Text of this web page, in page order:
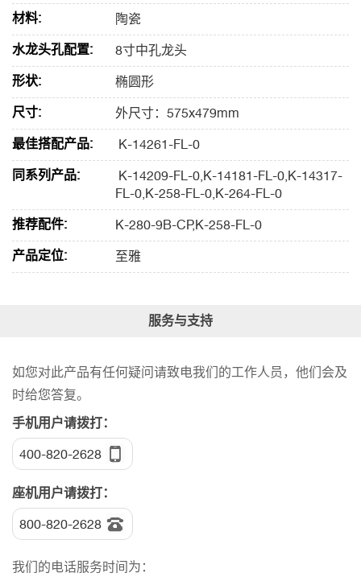
材料:
陶瓷
水龙头孔配置:
8寸中孔龙头
形状:
椭圆形
尺寸:
外尺寸：575x479mm
最佳搭配产品:
K-14261-FL-0
同系列产品:
K-14209-FL-0,K-14181-FL-0,K-14317-
FL-0,K-258-FL-0,K-264-FL-0
推荐配件:
K-280-9B-CP,K-258-FL-0
产品定位:
至雅
服务与支持
如您对此产品有任何疑问请致电我们的工作人员，他们会及
时给您答复。
手机用户请拨打：
400-820-2628
座机用户请拨打：
800-820-2628
我们的电话服务时间为：